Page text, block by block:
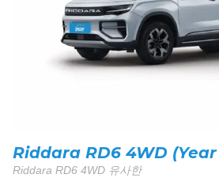
Riddara RD6 4WD
Riddara RD6 4WD 유사한